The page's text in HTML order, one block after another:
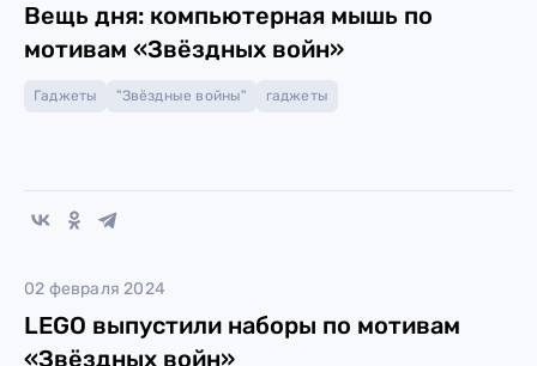
Вещь дня: компьютерная мышь по
мотивам «Звёздных войн»
Гаджеты "Звёздные войны" гаджеты
02 февраля 2024
LEGO выпустили наборы по мотивам
«Звёздных войн»